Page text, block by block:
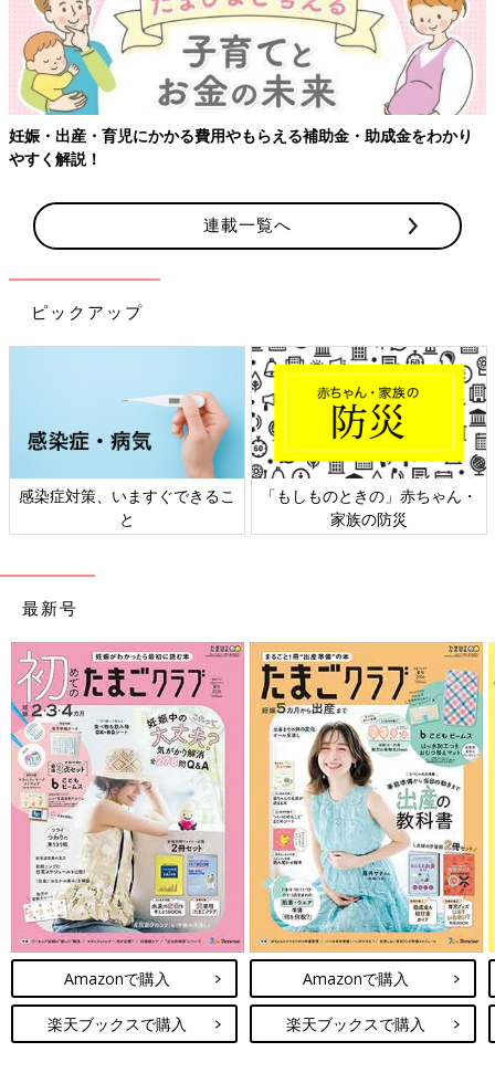
妊娠・出産・育児にかかる費用やもらえる補助金・助成金をわかり
やすく解説！
連載一覧へ
ピックアップ
感染症対策、いますぐできるこ
と
「もしものときの」赤ちゃん・
家族の防災
最新号
Amazonで購入
楽天ブックスで購入
Amazonで購入
楽天ブックスで購入